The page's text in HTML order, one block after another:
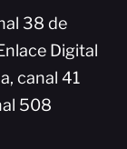
38 de
Digital
canal 41
508